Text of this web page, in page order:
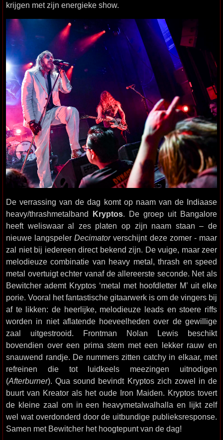
krijgen met zijn energieke show.
De verrassing van de dag komt op naam van de Indiaase
heavy/thrashmetalband Kryptos . De groep uit Bangalore
heeft weliswaar al zes platen op zijn naam staan – de
nieuwe langspeler Decimatorverschijnt deze zomer - maar
zal niet bij iedereen direct bekend zijn. De vuige, maar zeer
melodieuze combinatie van heavy metal, thrash en speed
metal overtuigt echter vanaf de allereerste seconde. Net als
Bewitcher ademt Kryptos ‘metal met hoofdletter M’ uit elke
porie. Vooral het fantastische gitaarwerk is om de vingers bij
af te likken: de heerlijke, melodieuze leads en stoere riffs
worden in niet aflatende hoeveelheden over de gewillige
zaal uitgestrooid. Frontman Nolan Lewis beschikt
bovendien over een prima stem met een lekker rauw en
snauwend randje. De nummers zitten catchy in elkaar, met
refreinen die tot luidkeels meezingen uitnodigen
(Afterburner). Qua sound bevindt Kryptos zich zowel in de
buurt van Kreator als het oude Iron Maiden. Kryptos tovert
de kleine zaal om in een heavymetalwalhalla en lijkt zelf
wel wat overdonderd door de uitbundige publieksresponse.
Samen met Bewitcher het hoogtepunt van de dag!